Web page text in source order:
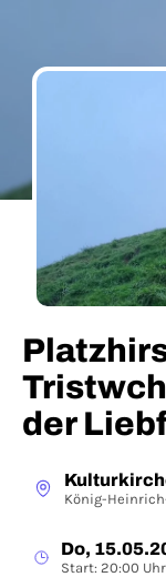
der
König-
Do,
Start: 20:00